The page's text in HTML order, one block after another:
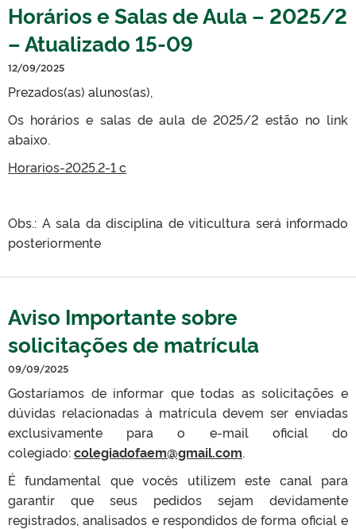
Horários e Salas de Aula – 2025/2
– Atualizado 15-09
12/09/2025
Prezados(as) alunos(as),
Os horários e salas de aula de 2025/2 estão no link
abaixo.
Horarios-2025.2-1 c
Obs.: A sala da disciplina de viticultura será informado
posteriormente
Aviso Importante sobre
solicitações de matrícula
09/09/2025
Gostaríamos de informar que todas as solicitações e
dúvidas relacionadas à matrícula devem ser enviadas
exclusivamente para o e-mail oficial do
colegiado:colegiadofaem@gmail.com.
É fundamental que vocês utilizem este canal para
garantir que seus pedidos sejam devidamente
registrados, analisados e respondidos de forma oficial e